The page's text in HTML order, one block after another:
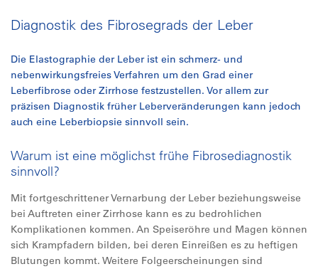
Diagnostik des Fibrosegrads der Leber
Die Elastographie der Leber ist ein schmerz- und
nebenwirkungsfreies Verfahren um den Grad einer
Leberfibrose oder Zirrhose festzustellen. Vor allem zur
präzisen Diagnostik früher Leberveränderungen kann jedoch
auch eine Leberbiopsie sinnvoll sein.
Warum ist eine möglichst frühe Fibrosediagnostik
sinnvoll?
Mit fortgeschrittener Vernarbung der Leber beziehungsweise
bei Auftreten einer Zirrhose kann es zu bedrohlichen
Komplikationen kommen. An Speiseröhre und Magen können
sich Krampfadern bilden, bei deren Einreißen es zu heftigen
Blutungen kommt. Weitere Folgeerscheinungen sind